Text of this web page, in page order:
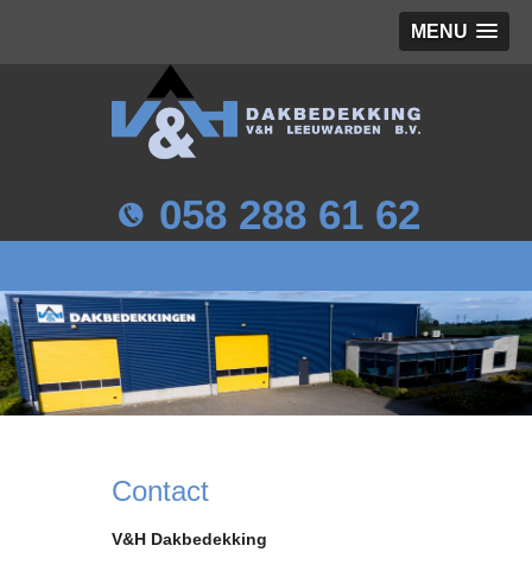
MENU
058 288 61 62
Contact
V&H Dakbedekking